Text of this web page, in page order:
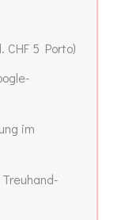
5 Porto)
im